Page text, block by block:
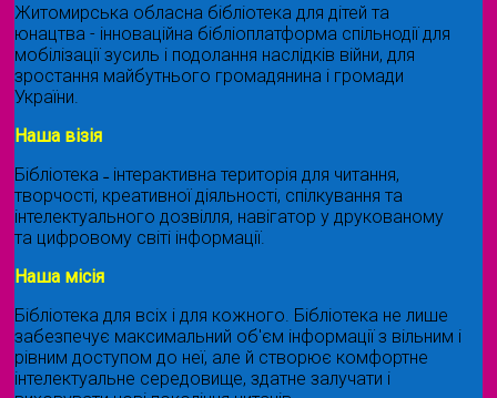
Житомирська обласна бібліотека для дітей та
юнацтва - інноваційна бібліоплатформа спільнодії для
мобілізації зусиль і подолання наслідків війни, для
зростання майбутнього громадянина і громади
України.
Наша візія
Бібліотека ˗ інтерактивна територія для читання,
творчості, креативної діяльності, спілкування та
інтелектуального дозвілля, навігатор у друкованому
та цифровому світі інформації.
Наша місія
Бібліотека для всіх і для кожного. Бібліотека не лише
забезпечує максимальний об'єм інформації з вільним і
рівним доступом до неї, але й створює комфортне
інтелектуальне середовище, здатне залучати і